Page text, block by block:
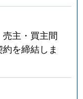
主・買主間
を締結しま